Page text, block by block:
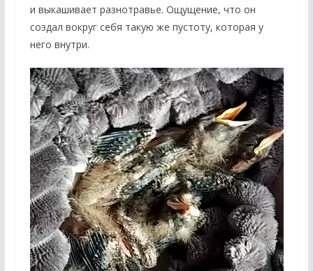
и выкашивает разнотравье. Ощущение, что он
создал вокруг себя такую же пустоту, которая у
него внутри.